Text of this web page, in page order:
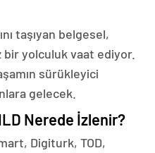
taşıyan belgesel,
bir yolculuk vaat ediyor.
sürükleyici
gelecek.
Nerede İzlenir?
Digiturk, TOD,